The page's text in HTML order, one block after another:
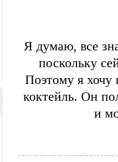
Я думаю, все
поскольку
Поэтому я
коктейль. Он
и